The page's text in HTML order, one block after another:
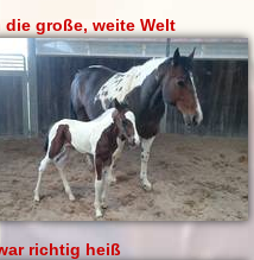
große, weite Welt
richtig heiß